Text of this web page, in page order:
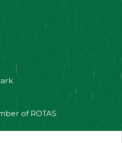
of ROTAS